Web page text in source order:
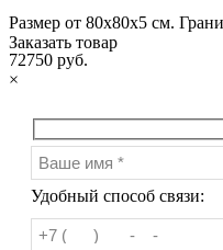
Размер от 80х80х5 см.
72750 руб.
Заказать товар
×
Удобный способ связи: